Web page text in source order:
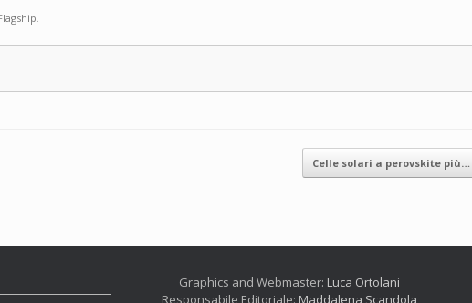
Celle solari a perovskite più…
Graphics and Webmaster: Luca Ortolani
Responsabile Editoriale: Maddalena Scandola